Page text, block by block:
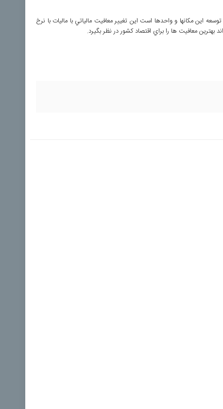
اين مکانها و واحدها است اين تغيير معافيت مالياتي با ماليات با نرخ
بهترين معافيت ها را براي اقتصاد کشور در نظر بگيرد.